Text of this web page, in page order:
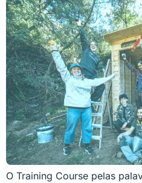
O Training Course pelas